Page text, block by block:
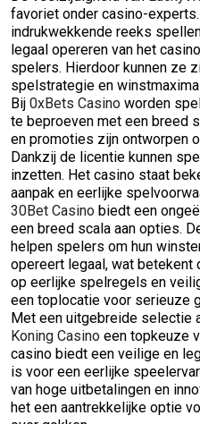
favoriet onder casino-
indrukwekkende reeks
legaal opereren van het
spelers. Hierdoor kunnen ze
spelstrategie en
Bij 0xBets Casino worden
te beproeven met een breed
en promoties zijn ontworpen
Dankzij de licentie kunnen
inzetten. Het casino staat
aanpak en eerlijke
30Bet Casino biedt een
een breed scala aan opties.
helpen spelers om hun
opereert legaal, wat betekent
op eerlijke spelregels en
een toplocatie voor serieuze
Met een uitgebreide selectie
Koning Casino een topkeuze
casino biedt een veilige en
is voor een eerlijke
van hoge uitbetalingen en
het een aantrekkelijke optie